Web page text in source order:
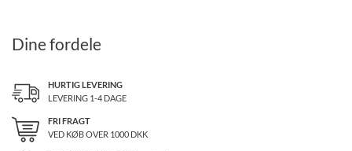
Dine fordele
HURTIG LEVERING
LEVERING 1-4 DAGE
FRI FRAGT
VED KØB OVER 1000DKK